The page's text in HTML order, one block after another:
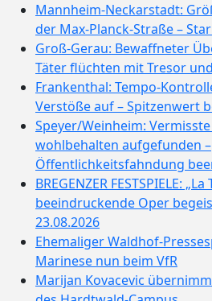
Mannheim-Neckarstadt:
der Max-Planck-Straße –
Groß-Gerau: Bewaffneter
Täter flüchten mit Tresor
Frankenthal: Tempo-
Verstöße auf – Spitzenwert
Speyer/Weinheim:
wohlbehalten aufgefunden –
Öffentlichkeitsfahndung
BREGENZER FESTSPIELE:
beeindruckende Oper
23.08.2026
Ehemaliger Waldhof-
Marinese nun beim VfR
Marijan Kovacevic